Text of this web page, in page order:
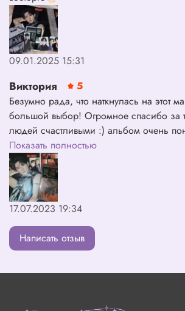
09.01.2025 15:31
Виктория
5
Безумно рада, что наткнулась на этот
большой выбор! Огромное спасибо за
людей счастливыми :) альбом очень
немного непривычен альбом без
Показать полностью
17.07.2023 19:34
Написать отзыв